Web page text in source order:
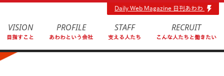
Daily Web Magazine 日刊あわわ
VISION
目指すこと
PROFILE
あわわという会社
STAFF
支える人たち
RECRUIT
こんな人たちと働きたい